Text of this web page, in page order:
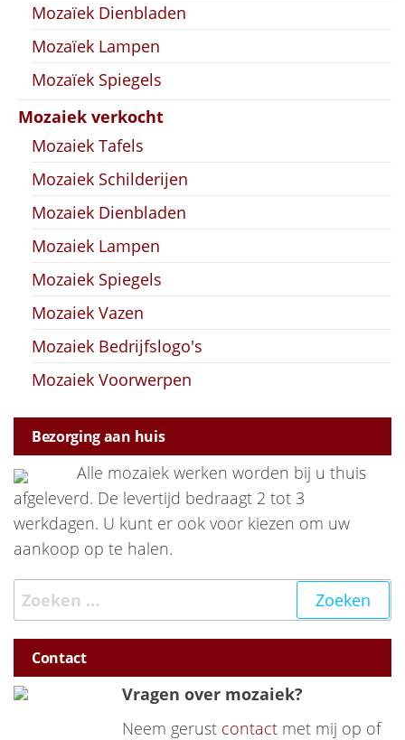
Mozaïek Dienbladen
Mozaïek Lampen
Mozaïek Spiegels
Mozaiek verkocht
Mozaiek Tafels
Mozaiek Schilderijen
Mozaiek Dienbladen
Mozaiek Lampen
Mozaiek Spiegels
Mozaiek Vazen
Mozaiek Bedrijfslogo's
Mozaiek Voorwerpen
Bezorging aan huis
Alle mozaiek werken worden bij u thuis
afgeleverd. De levertijd bedraagt 2 tot 3
werkdagen. U kunt er ook voor kiezen om uw
aankoop op te halen.
Zoeken naar:
Contact
Vragen over mozaiek?
Neem gerust contact met mij op of